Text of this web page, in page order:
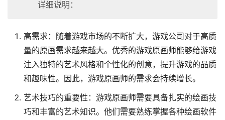
详细说明：
高需求：随着游戏市场的不断扩大，游戏公司对于高质
量的原画需求越来越大。优秀的游戏原画师能够给游戏
注入独特的艺术风格和个性化的创意，提升游戏的品质
和趣味性。因此，游戏原画师的需求会持续增长。
艺术技巧的重要性：游戏原画师需要具备扎实的绘画技
巧和丰富的艺术知识。他们需要熟练掌握各种绘画软件